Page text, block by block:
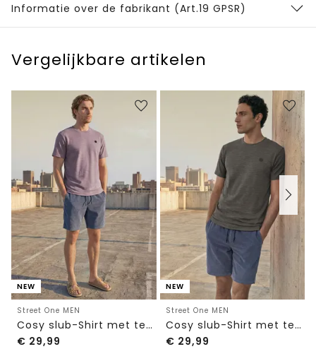
Informatie over de fabrikant (Art.19 GPSR)
Vergelijkbare artikelen
NEW
Street One MEN
Cosy slub-Shirt met textuur
€ 29,99
NEW
Street One MEN
Cosy slub-Shirt met textuur
€ 29,99